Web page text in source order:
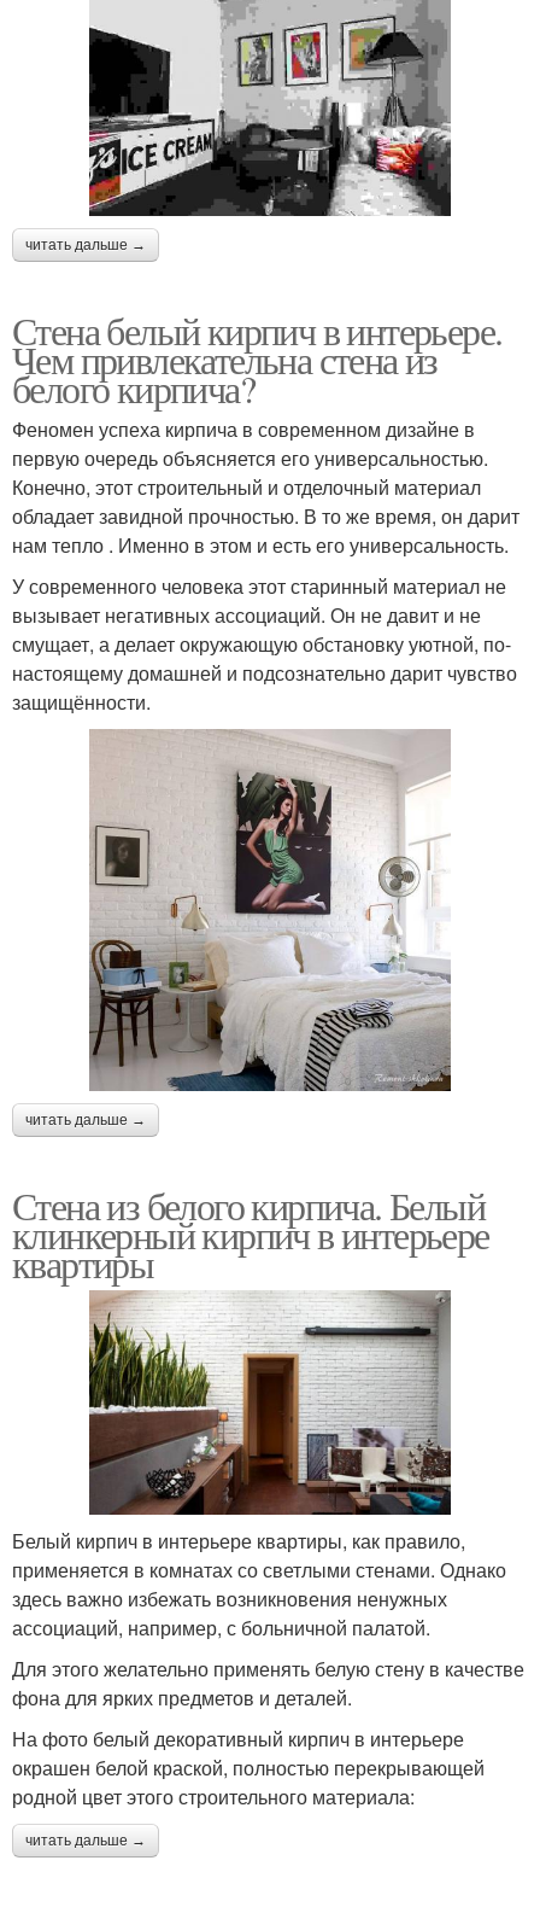
читать дальше →
Стена белый кирпич в интерьере.
Чем привлекательна стена из
белого кирпича?
Феномен успеха кирпича в современном дизайне в
первую очередь объясняется его универсальностью.
Конечно, этот строительный и отделочный материал
обладает завидной прочностью. В то же время, он дарит
нам тепло . Именно в этом и есть его универсальность.
У современного человека этот старинный материал не
вызывает негативных ассоциаций. Он не давит и не
смущает, а делает окружающую обстановку уютной, по-
настоящему домашней и подсознательно дарит чувство
защищённости.
читать дальше →
Стена из белого кирпича. Белый
клинкерный кирпич в интерьере
квартиры
Белый кирпич в интерьере квартиры, как правило,
применяется в комнатах со светлыми стенами. Однако
здесь важно избежать возникновения ненужных
ассоциаций, например, с больничной палатой.
Для этого желательно применять белую стену в качестве
фона для ярких предметов и деталей.
На фото белый декоративный кирпич в интерьере
окрашен белой краской, полностью перекрывающей
родной цвет этого строительного материала:
читать дальше →